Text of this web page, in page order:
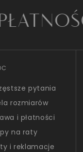
pytania
rozmiarów
i płatności
na raty
i reklamacje